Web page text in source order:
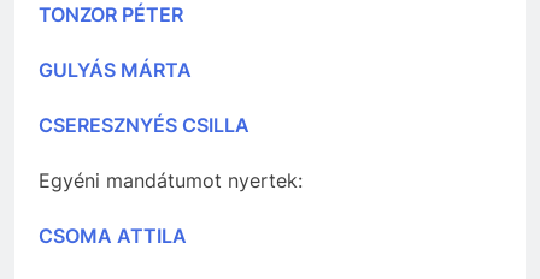
TONZOR PÉTER
GULYÁS MÁRTA
CSERESZNYÉS CSILLA
Egyéni mandátumot nyertek:
CSOMA ATTILA